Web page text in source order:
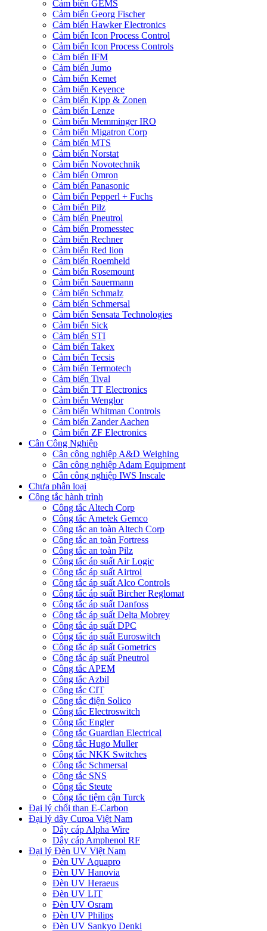
Cảm biến GEMS
Cảm biến Georg Fischer
Cảm biến Hawker Electronics
Cảm biến Icon Process Control
Cảm biến Icon Process Controls
Cảm biến IFM
Cảm biến Jumo
Cảm biến Kemet
Cảm biến Keyence
Cảm biến Kipp & Zonen
Cảm biến Lenze
Cảm biến Memminger IRO
Cảm biến Migatron Corp
Cảm biến MTS
Cảm biến Norstat
Cảm biến Novotechnik
Cảm biến Omron
Cảm biến Panasonic
Cảm biến Pepperl + Fuchs
Cảm biến Pilz
Cảm biến Pneutrol
Cảm biến Promesstec
Cảm biến Rechner
Cảm biến Red lion
Cảm biến Roemheld
Cảm biến Rosemount
Cảm biến Sauermann
Cảm biến Schmalz
Cảm biến Schmersal
Cảm biến Sensata Technologies
Cảm biến Sick
Cảm biến STI
Cảm biến Takex
Cảm biến Tecsis
Cảm biến Termotech
Cảm biến Tival
Cảm biến TT Electronics
Cảm biến Wenglor
Cảm biến Whitman Controls
Cảm biến Zander Aachen
Cảm biến ZF Electronics
Cân Công Nghiệp
Cân công nghiệp A&D Weighing
Cân công nghiệp Adam Equipment
Cân công nghiệp IWS Inscale
Chưa phân loại
Công tắc hành trình
Công tắc Altech Corp
Công tắc Ametek Gemco
Công tắc an toàn Altech Corp
Công tắc an toàn Fortress
Công tắc an toàn Pilz
Công tắc áp suất Air Logic
Công tắc áp suất Airtrol
Công tắc áp suất Alco Controls
Công tắc áp suất Bircher Reglomat
Công tắc áp suất Danfoss
Công tắc áp suất Delta Mobrey
Công tắc áp suất DPC
Công tắc áp suất Euroswitch
Công tắc áp suất Gometrics
Công tắc áp suất Pneutrol
Công tắc APEM
Công tắc Azbil
Công tắc CIT
Công tắc điện Solico
Công tắc Electroswitch
Công tắc Engler
Công tắc Guardian Electrical
Công tắc Hugo Muller
Công tắc NKK Switches
Công tắc Schmersal
Công tắc SNS
Công tắc Steute
Công tắc tiệm cận Turck
Đại lý chổi than E-Carbon
Đại lý dây Curoa Việt Nam
Dây cáp Alpha Wire
Dây cáp Amphenol RF
Đại lý Đèn UV Việt Nam
Đèn UV Aquapro
Đèn UV Hanovia
Đèn UV Heraeus
Đèn UV LIT
Đèn UV Osram
Đèn UV Philips
Đèn UV Sankyo Denki